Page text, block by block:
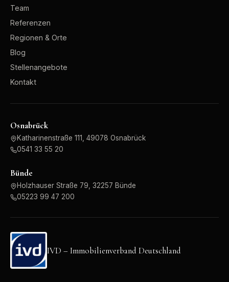
Team
Referenzen
Regionen & Orte
Blog
Stellenangebote
Kontakt
Osnabrück
Katharinenstraße 111, 49078 Osnabrück
0541 33 55 20
Bünde
Holzhauser Straße 79, 32257 Bünde
05223 99 47 200
IVD – Immobilienverband Deutschland